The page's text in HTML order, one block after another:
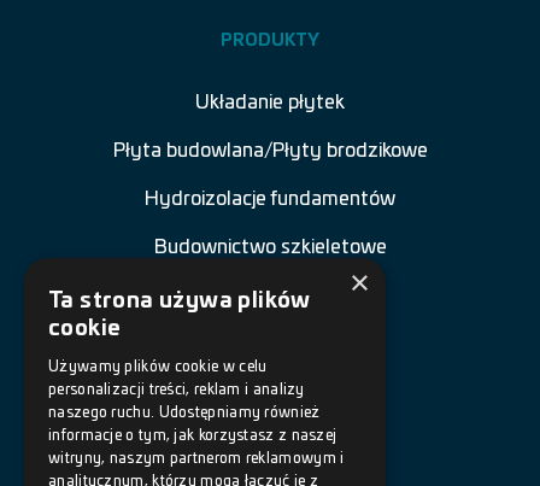
PRODUKTY
Układanie płytek
Płyta budowlana/Płyty brodzikowe
Hydroizolacje fundamentów
Budownictwo szkieletowe
Renowacja budowli
Posadzki żywiczne
Akcesoria
×
Ta strona używa plików
cookie
Używamy plików cookie w celu
personalizacji treści, reklam i analizy
naszego ruchu. Udostępniamy również
informacje o tym, jak korzystasz z naszej
witryny, naszym partnerom reklamowym i
analitycznym, którzy mogą łączyć je z